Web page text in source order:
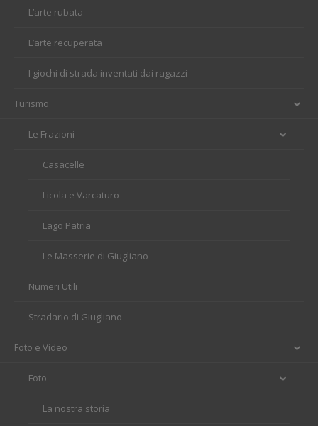
L’arte rubata
L’arte recuperata
I giochi di strada inventati dai ragazzi
Turismo
Le Frazioni
Casacelle
Licola e Varcaturo
Lago Patria
Le Masserie di Giugliano
Numeri Utili
Stradario di Giugliano
Foto e Video
Foto
La nostra storia